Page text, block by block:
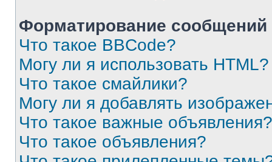
Форматирование
Что такое BBCode?
Могу ли я использовать HTML?
Что такое смайлики?
Могу ли я добавлять
Что такое важные объявления?
Что такое объявления?